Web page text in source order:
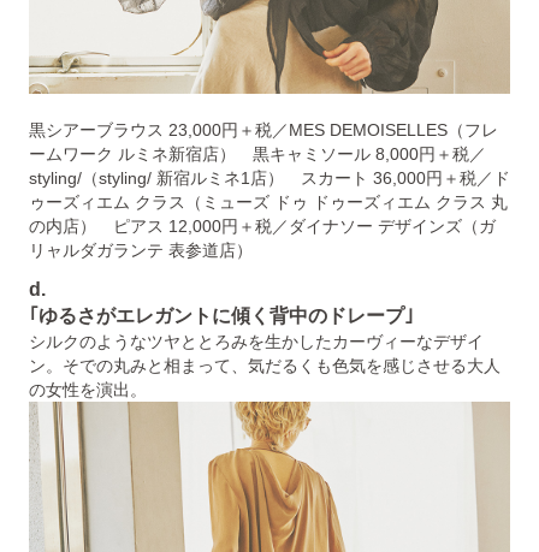
黒シアーブラウス 23,000円＋税／MES DEMOISELLES（フレ
ームワーク ルミネ新宿店） 黒キャミソール 8,000円＋税／
styling/（styling/ 新宿ルミネ1店） スカート 36,000円＋税／ド
ゥーズィエム クラス（ミューズ ドゥ ドゥーズィエム クラス 丸
の内店） ピアス 12,000円＋税／ダイナソー デザインズ（ガ
リャルダガランテ 表参道店）
d.
｢ゆるさがエレガントに傾く背中のドレープ｣
シルクのようなツヤととろみを生かしたカーヴィーなデザイ
ン。そでの丸みと相まって、気だるくも色気を感じさせる大人
の女性を演出。